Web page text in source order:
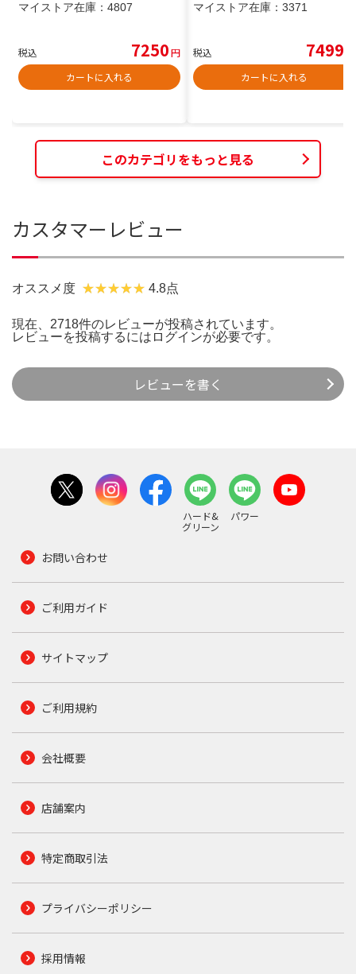
マイストア在庫： 4807
税込 7250円
カートに入れる
マイストア在庫： 3371
税込 7499
カートに入れる
このカテゴリをもっと見る
カスタマーレビュー
オススメ度 4.8点
現在、2718件のレビューが投稿されています。
レビューを投稿するには ログインが必要です。
レビューを書く
ハード&
グリーン
パワー
お問い合わせ
ご利用ガイド
サイトマップ
ご利用規約
会社概要
店舗案内
特定商取引法
プライバシーポリシー
採用情報